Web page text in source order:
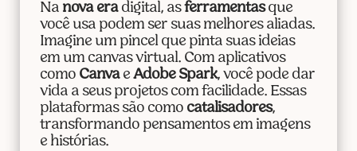
Na nova eradigital, asferramentasque
você usa podem ser suas melhores aliadas.
Imagine um pincel que pinta suas ideias
em um canvas virtual. Com aplicativos
como Canvae Adobe Spark, você pode dar
vida a seus projetos com facilidade. Essas
plataformas são como catalisadores,
transformando pensamentos em imagens
e histórias.